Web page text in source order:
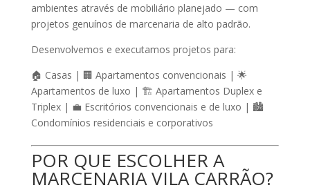
ambientes através de mobiliário planejado — com
projetos genuínos de marcenaria de alto padrão.
Desenvolvemos e executamos projetos para:
🏠 Casas | 🏢 Apartamentos convencionais | 🌟
Apartamentos de luxo | 🏗️ Apartamentos Duplex e
Triplex | 💼 Escritórios convencionais e de luxo | 🏙️
Condomínios residenciais e corporativos
POR QUE ESCOLHER A
MARCENARIA VILA CARRÃO?